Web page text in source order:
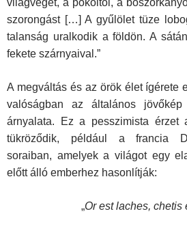
világvégét, a pokoltól, a
szorongást […] A gyűlölet tüze
talanság uralkodik a földön. A
fekete szárnyaival.”
A megváltás és az örök élet ígérete
valóságban az általános
árnyalata. Ez a pesszimista érzet
tükröződik, például a francia
soraiban, amelyek a világot egy
előtt álló emberhez hasonlítják:
„Or est laches, chetis